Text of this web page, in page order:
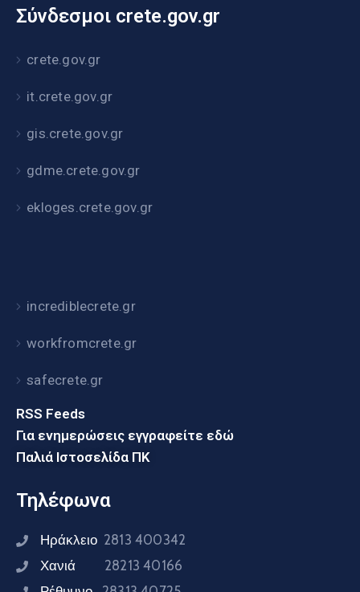
Σύνδεσμοι crete.gov.gr
crete.gov.gr
it.crete.gov.gr
gis.crete.gov.gr
gdme.crete.gov.gr
ekloges.crete.gov.gr
incrediblecrete.gr
workfromcrete.gr
safecrete.gr
RSS Feeds
Για ενημερώσεις εγγραφείτε εδώ
Παλιά Ιστοσελίδα ΠΚ
Τηλέφωνα
Ηράκλειο 2813 400342
Χανιά 28213 40166